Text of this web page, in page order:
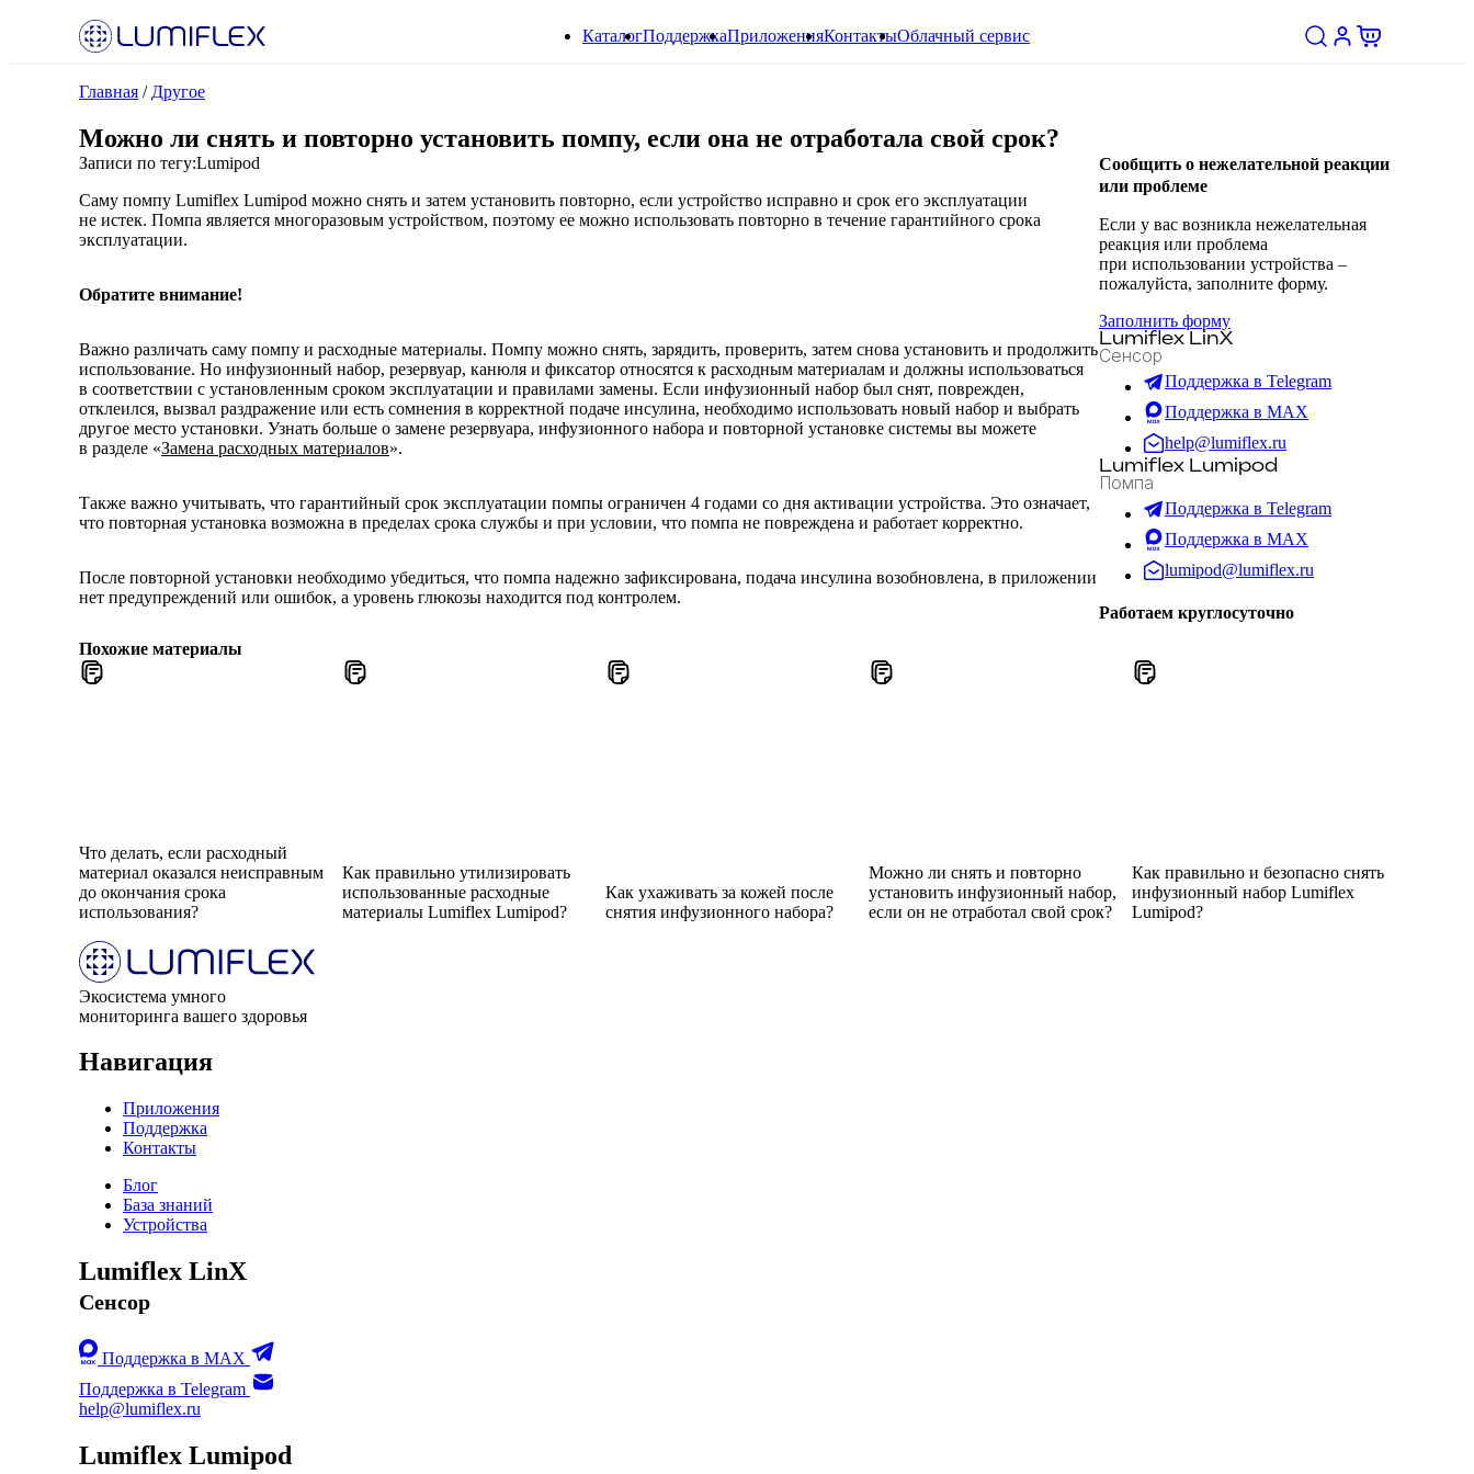
КаталогПоддержкаПриложенияКонтактыОблачный сервис
Главная / Другое
Можно ли снять и повторно установить помпу, если она не отработала свой срок?
Записи по тегу:Lumipod
Саму помпу Lumiflex Lumipod можно снять и затем установить повторно, если устройство исправно и срок его эксплуатации
не истек. Помпа является многоразовым устройством, поэтому ее можно использовать повторно в течение гарантийного срока
эксплуатации.
Обратите внимание!
Важно различать саму помпу и расходные материалы. Помпу можно снять, зарядить, проверить, затем снова установить и продолжить
использование. Но инфузионный набор, резервуар, канюля и фиксатор относятся к расходным материалам и должны использоваться
в соответствии с установленным сроком эксплуатации и правилами замены. Если инфузионный набор был снят, поврежден,
отклеился, вызвал раздражение или есть сомнения в корректной подаче инсулина, необходимо использовать новый набор и выбрать
другое место установки. Узнать больше о замене резервуара, инфузионного набора и повторной установке системы вы можете
в разделе «Замена расходных материалов».
Также важно учитывать, что гарантийный срок эксплуатации помпы ограничен 4 годами со дня активации устройства. Это означает,
что повторная установка возможна в пределах срока службы и при условии, что помпа не повреждена и работает корректно.
После повторной установки необходимо убедиться, что помпа надежно зафиксирована, подача инсулина возобновлена, в приложении
нет предупреждений или ошибок, а уровень глюкозы находится под контролем.
Похожие материалы
Что делать, если расходный
материал оказался неисправным
до окончания срока
использования?
Как правильно утилизировать
использованные расходные
материалы Lumiflex Lumipod?
Как ухаживать за кожей после
снятия инфузионного набора?
Можно ли снять и повторно
установить инфузионный набор,
если он не отработал свой срок?
Как правильно и безопасно снять
инфузионный набор Lumiflex
Lumipod?
Сообщить о нежелательной реакции
или проблеме
Если у вас возникла нежелательная
реакция или проблема
при использовании устройства –
пожалуйста, заполните форму.
Заполнить форму
Lumiflex LinX
Сенсор
Поддержка в Telegram
Поддержка в MAX
help@lumiflex.ru
Lumiflex Lumipod
Помпа
Поддержка в Telegram
Поддержка в MAX
lumipod@lumiflex.ru
Работаем круглосуточно
Экосистема умного
мониторинга вашего здоровья
Навигация
Приложения
Поддержка
Контакты
Блог
База знаний
Устройства
Lumiflex LinX
Сенсор
Поддержка в MAX
Поддержка в Telegram
help@lumiflex.ru
Lumiflex Lumipod